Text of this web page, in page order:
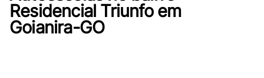
Residencial Triunfo em
Goianira-GO